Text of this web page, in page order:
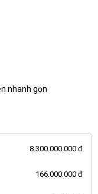
nhanh gọn
8.300.000.000 đ
166.000.000 đ